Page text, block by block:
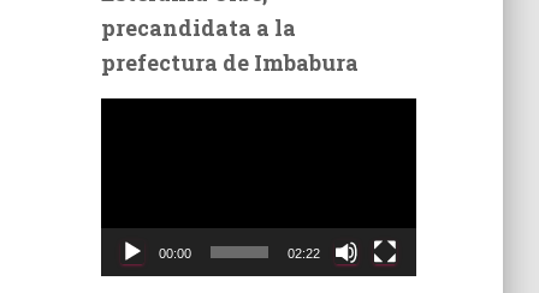
precandidata a la
prefectura de Imbabura
00:00 02:22